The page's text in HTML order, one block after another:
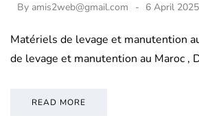
By amis2web@gmail.com 6 April 2025
Matériels de levage et manutention
de levage et manutention au Maroc ,
READ MORE